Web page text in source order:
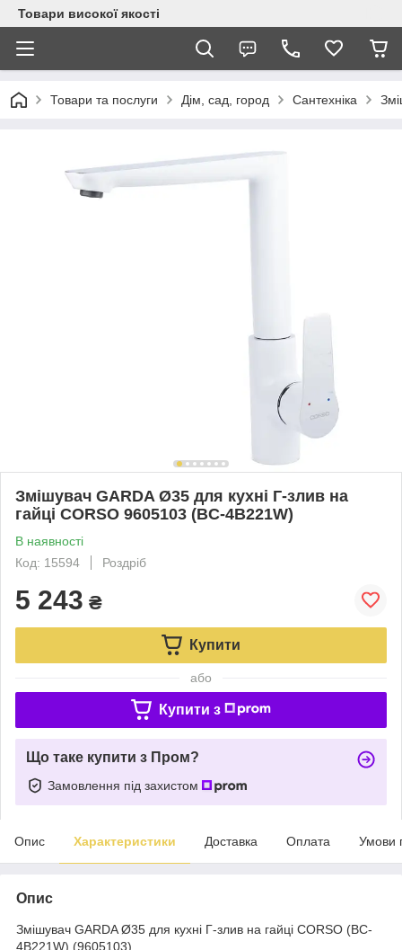
Товари високої якості
Товари та послуги Дім, сад, город Сантехніка
Змішувач GARDA Ø35 для кухні Г-злив на
гайці CORSO 9605103 (BC-4B221W)
В наявності
Код: 15594
Роздріб
5 243 ₴
Купити
або
Купити з
Що таке купити з Пром?
Замовлення під захистом
Опис Характеристики Доставка Оплата Умови
Опис
Змішувач GARDA Ø35 для кухні Г-злив на гайці CORSO (BC-
4B221W) (9605103)